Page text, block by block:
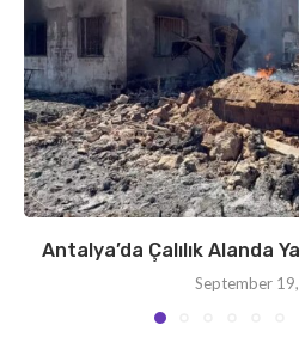
Antalya’da Çalılık Alanda
September